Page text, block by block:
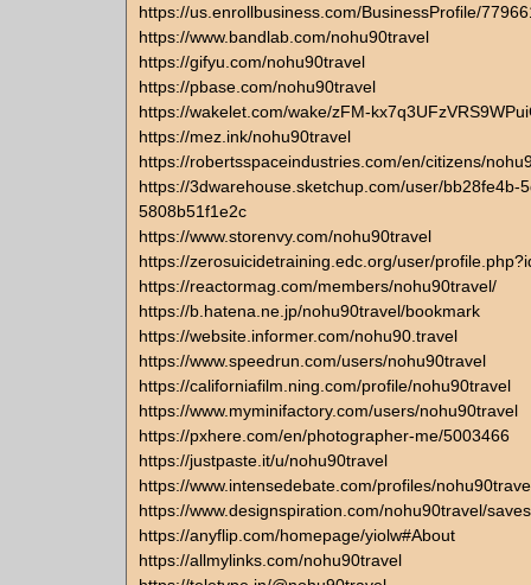
https://us.enrollbusiness.com/BusinessProfile/
https://www.bandlab.com/nohu90travel
https://gifyu.com/nohu90travel
https://pbase.com/nohu90travel
https://wakelet.com/wake/zFM-
https://mez.ink/nohu90travel
https://robertsspaceindustries.com/en/citizens/
https://3dwarehouse.sketchup.com/user/bb28fe4b-
5808b51f1e2c
https://www.storenvy.com/nohu90travel
https://zerosuicidetraining.edc.org/user/
https://reactormag.com/members/nohu90travel/
https://b.hatena.ne.jp/nohu90travel/bookmark
https://website.informer.com/nohu90.travel
https://www.speedrun.com/users/nohu90travel
https://californiafilm.ning.com/profile/nohu90travel
https://www.myminifactory.com/users/nohu90travel
https://pxhere.com/en/photographer-me/5003466
https://justpaste.it/u/nohu90travel
https://www.intensedebate.com/profiles/
https://www.designspiration.com/nohu90travel/
https://anyflip.com/homepage/yiolw#About
https://allmylinks.com/nohu90travel